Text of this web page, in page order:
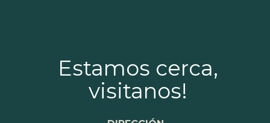
Estamos cerca,
visitanos!